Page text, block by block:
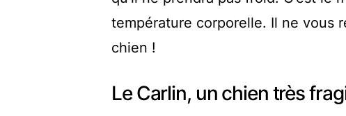
température corporelle. Il ne vous
chien !
Le Carlin, un chien très